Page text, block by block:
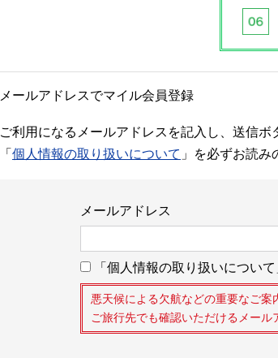
メールアドレスでマイル会員登録
ご利用になるメールアドレスを記入し、送信ボ
「 個人情報の取り扱いについて 」を必ずお読み
メールアドレス
「個人情報の取り扱いについ
悪天候による欠航などの重要なご案
ご旅行先でも確認いただけるメール